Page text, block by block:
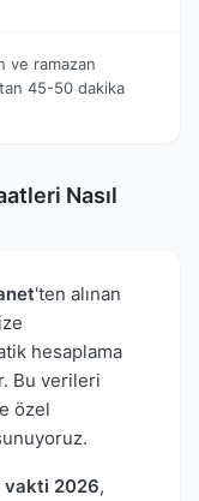
ve ramazan
45-50 dakika
Nasıl
'ten alınan
hesaplama
Bu verileri
özel
vakti 2026,